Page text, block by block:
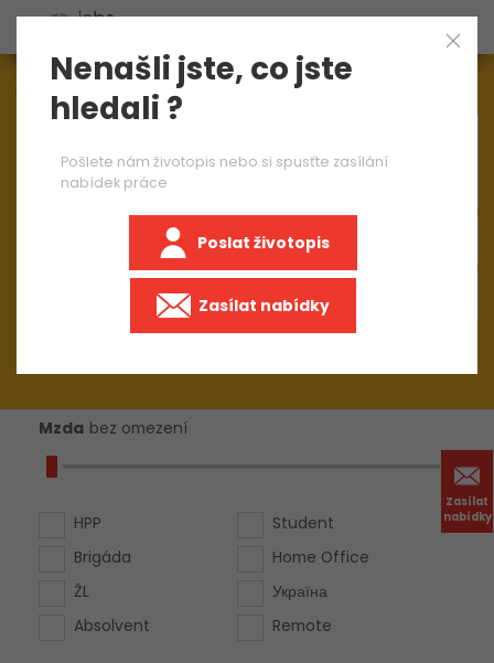
Zasílat
nabídky
Aktuálně1544nabídek práce
Mzda bez omezení
HPP
Brigáda
ŽL
Absolvent
Student
Home Office
Україна
Remote
Nenašli jste, co jste
hledali ?
Pošlete nám životopis nebo si spusťte zasílání
nabídek práce
Poslat životopis
Zasílat nabídky